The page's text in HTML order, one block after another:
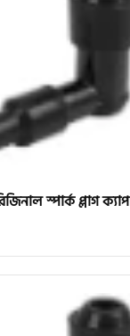
স্পার্ক প্লাগ ক্যাপ